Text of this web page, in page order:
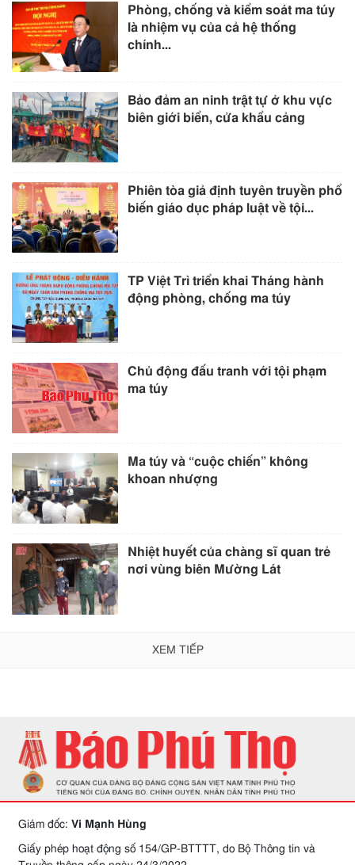
Phòng, chống và kiểm soát ma túy
là nhiệm vụ của cả hệ thống
chính...
Bảo đảm an ninh trật tự ở khu vực
biên giới biển, cửa khẩu cảng
Phiên tòa giả định tuyên truyền phổ
biến giáo dục pháp luật về tội...
TP Việt Trì triển khai Tháng hành
động phòng, chống ma túy
Chủ động đấu tranh với tội phạm
ma túy
Ma túy và “cuộc chiến” không
khoan nhượng
Nhiệt huyết của chàng sĩ quan trẻ
nơi vùng biên Mường Lát
XEM TIẾP
Giám đốc: Vi Mạnh Hùng
Giấy phép hoạt động số 154/GP-BTTTT, do Bộ Thông tin và